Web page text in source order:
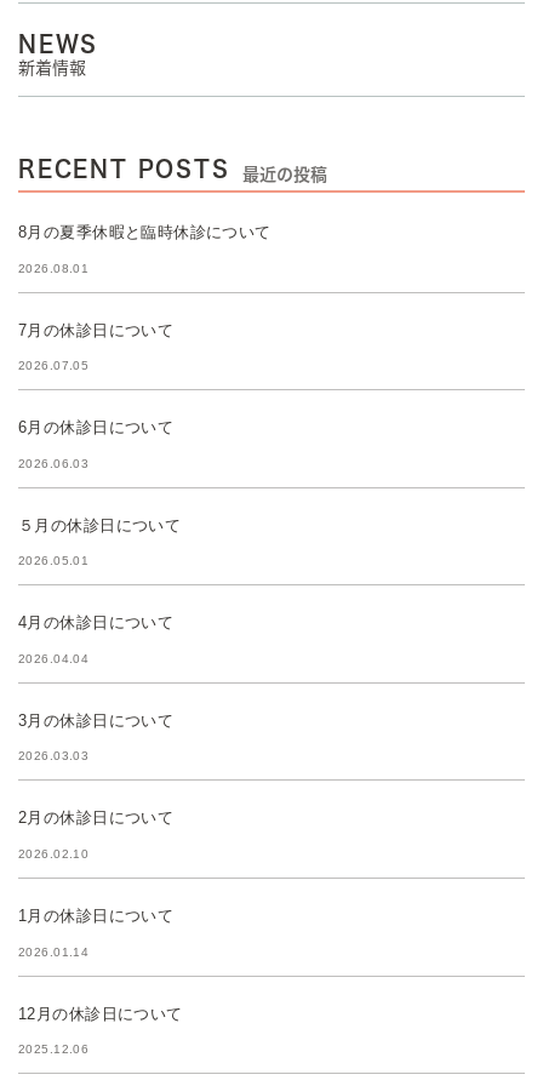
NEWS
新着情報
RECENT POSTS 最近の投稿
8月の夏季休暇と臨時休診について
2026.08.01
7月の休診日について
2026.07.05
6月の休診日について
2026.06.03
５月の休診日について
2026.05.01
4月の休診日について
2026.04.04
3月の休診日について
2026.03.03
2月の休診日について
2026.02.10
1月の休診日について
2026.01.14
12月の休診日について
2025.12.06